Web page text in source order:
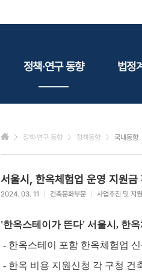
정책·연구 동향
연구동향
법정
정책·연구 동향 정책동향 국내동향
서울시, 한옥체험업 운영 지원금
2024. 03. 11 건축문화부문 사업추진 및 지원
'한옥스테이가 뜬다' 서울시, 한
- 한옥스테이 포함 한옥체험업
- 한옥 비용 지원신청 각 구청 건